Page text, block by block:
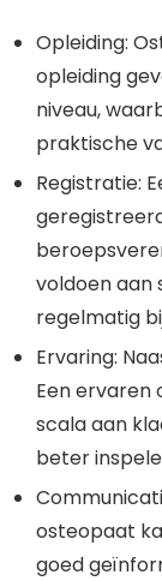
Opleiding:
opleiding
niveau,
praktische
Registratie:
voldoen aan
regelmatig
Ervaring:
Een
scala aan
beter
osteopaat
goed